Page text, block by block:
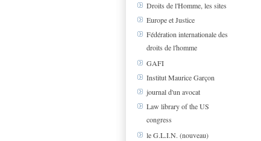
Droits de l'Homme, les sites
Europe et Justice
Fédération internationale des
droits de l'homme
GAFI
Institut Maurice Garçon
journal d'un avocat
Law library of the US
congress
le G.L.I.N. (nouveau)